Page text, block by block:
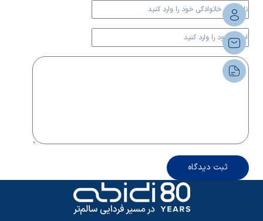
ثبت دیدگاه